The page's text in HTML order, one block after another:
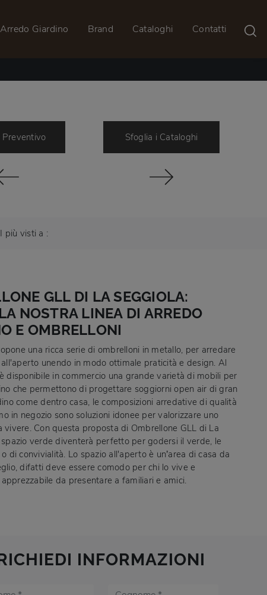
Arredo Giardino Brand Cataloghi Contatti
Preventivo Sfoglia i Cataloghi
I più visti a :
GLL DI LA SEGGIOLA:
NOSTRA LINEA DI ARREDO
E OMBRELLONI
una ricca serie di ombrelloni in metallo, per arredare
unendo in modo ottimale praticità e design. Al
disponibile in commercio una grande varietà di mobili per
che permettono di progettare soggiorni open air di gran
come dentro casa, le composizioni arredative di qualità
in negozio sono soluzioni idonee per valorizzare uno
vivere. Con questa proposta di Ombrellone GLL di La
verde diventerà perfetto per godersi il verde, le
di convivialità. Lo spazio all'aperto è un’area di casa da
difatti deve essere comodo per chi lo vive e
da presentare a familiari e amici.
INFORMAZIONI